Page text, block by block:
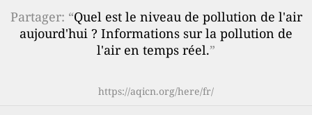
Partager: “Quel est le niveau de pollution de l'air
aujourd'hui ? Informations sur la pollution de
l'air en temps réel.”
https://aqicn.org/here/fr/